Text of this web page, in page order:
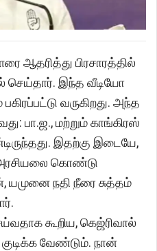
ஆதரித்து பிரசாரத்தில்
செய்தார். இந்த வீடியோ
வருகிறது. அந்த
பா.ஜ., மற்றும் காங்கிரஸ்
இதற்கு இடையே,
அரசியலை கொண்டு
நதி நீரை சுத்தம்
கூறிய, கெஜ்ரிவால்
வேண்டும். நான்